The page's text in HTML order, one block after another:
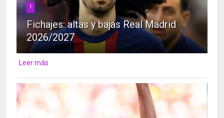
1
Fichajes: altas y bajas Real Madrid
2026/2027
Leer más